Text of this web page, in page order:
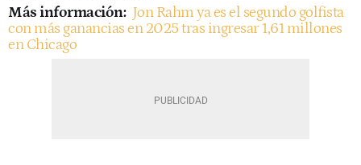
Más información: Jon Rahm ya es el segundo golfista
con más ganancias en 2025 tras ingresar 1,61 millones
en Chicago